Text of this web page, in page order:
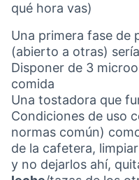
qué hora vas)
Una primera fase de
(abierto a otras)
Disponer de 3
comida
Una tostadora que
Condiciones de uso
normas común)
de la cafetera,
y no dejarlos ahí,